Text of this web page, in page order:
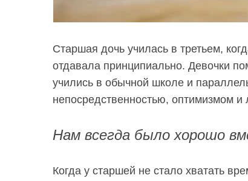
Старшая дочь училась в третьем,
отдавала принципиально. Девочки
учились в обычной школе и
непосредственностью, оптимизмом
Нам всегда было хорошо
Когда у старшей не стало хватать
e